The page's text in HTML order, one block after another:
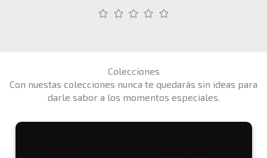
Colecciones
Con nuestas colecciones nunca te quedarás sin ideas para
darle sabor a los momentos especiales.